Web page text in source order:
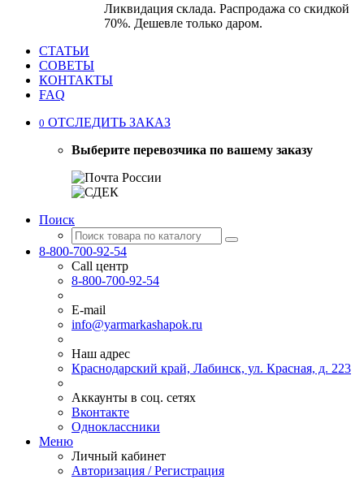
Ликвидация склада. Распродажа со скидкой
70%. Дешевле только даром.
СТАТЬИ
СОВЕТЫ
КОНТАКТЫ
FAQ
0 ОТСЛЕДИТЬ ЗАКАЗ
Выберите перевозчика по вашему заказу
Поиск
8-800-700-92-54
Call центр
8-800-700-92-54
E-mail
info@yarmarkashapok.ru
Наш адрес
Краснодарский край, Лабинск, ул. Красная, д. 223
Аккаунты в соц. сетях
Вконтакте
Одноклассники
Меню
Личный кабинет
Авторизация / Регистрация